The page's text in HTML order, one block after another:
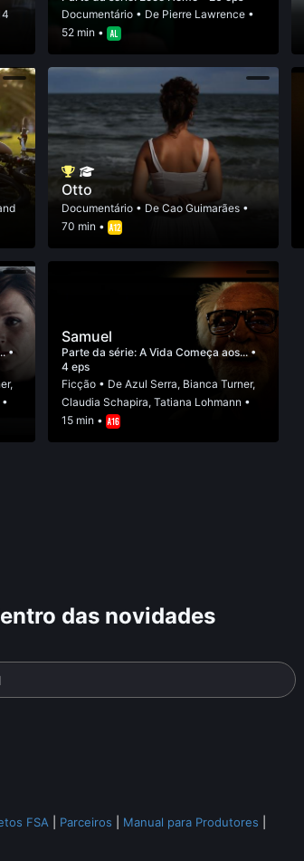
Documentário • De Pierre Lawrence •
52 min •
Otto
Documentário • DeCao Guimarães •
70 min •
•
,
•
Samuel
Parte da série:A Vida Começa aos...•
4 eps
Ficção • DeAzul Serra, Bianca Turner,
Claudia Schapira,Tatiana Lohmann •
15 min •
das novidades
FSA Parceiros Manual para Produtores